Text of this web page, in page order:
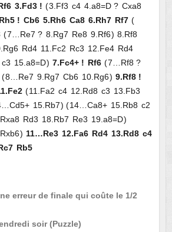
3.Fd3 ! 3. Ff3 c4 4. a8=D ? Cxa8
Rh5 ! Cb6 5.Rh6 Ca8 6.Rh7 Rf7
7… Re7 ? 8. Rg7 Re8 9. Rf6 8. Rf8
Rg6 Rd4 11. Fc2 Rc3 12. Fe4 Rd4
c3 15. a8=D 7.Fc4+ ! Rf6 7… Rf8 ?
8… Re7 9. Rg7 Cb6 10. Rg6 9.Rf8 !
Fe2 11. Fa2 c4 12. Rd8 c3 13. Fb3
Cd5+ 15. Rb7 14… Ca8+ 15. Rb8 c2
Rxa8 Rd3 18. Rb7 Re3 19. a8=D
Rxb6 11…Re3 12.Fa6 Rd4 13.Rd8 c4
Rb5
erreur de finale qui coûte le 1/2
soir (Puzzle)